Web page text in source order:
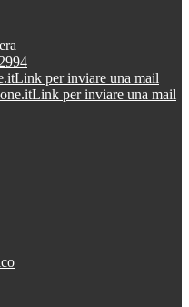
Link per inviare una mail
Link per inviare una mail